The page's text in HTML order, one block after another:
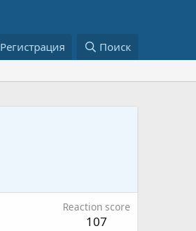
Регистрация Поиск
Reaction score
107